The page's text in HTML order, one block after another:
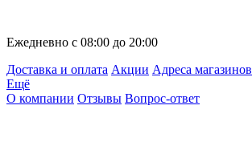
Ежедневно с 08:00 до 20:00
Доставка и оплата Акции Адреса магазинов
Ещё
О компании Отзывы Вопрос-ответ